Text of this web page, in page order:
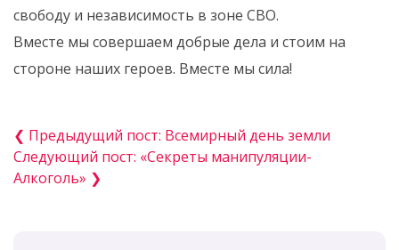
свободу и независимость в зоне СВО.
Вместе мы совершаем добрые дела и стоим на
стороне наших героев. Вместе мы сила!
❮ Предыдущий пост: Всемирный день земли
Следующий пост: «Секреты манипуляции-
Алкоголь» ❯